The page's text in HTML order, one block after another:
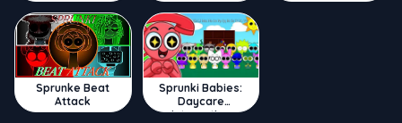
Sprunke Beat
Attack
Sprunki Babies:
Daycare
Interactive